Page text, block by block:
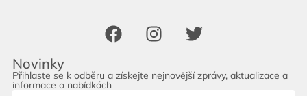
Novinky
Přihlaste se k odběru a získejte nejnovější zprávy, aktualizace a
informace o nabídkách